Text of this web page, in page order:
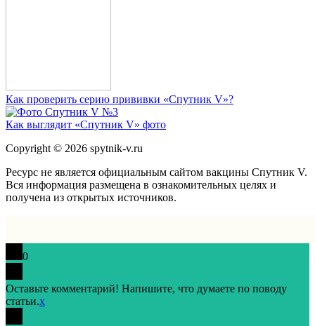
Как проверить серию прививки «Спутник V»?
Как выглядит «Спутник V» фото
Copyright © 2026 spytnik-v.ru
Ресурс не является официальным сайтом вакцины Спутник V.
Вся информация размещена в ознакомительных целях и
получена из открытых источников.
0
Оставьте комментарий! Напишите, что думаете по поводу
статьи.x